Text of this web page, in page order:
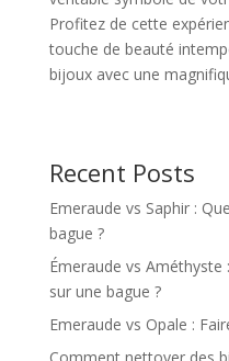
Profitez de cette
touche de beauté
bijoux avec une
Recent Posts
Emeraude vs Saphir :
bague ?
Émeraude vs
sur une bague ?
Emeraude vs Opale :